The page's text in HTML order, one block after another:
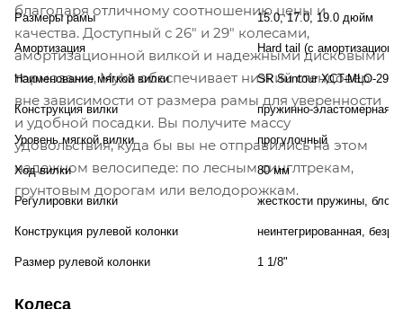
благодаря отличному соотношению цены и
качества. Доступный с 26" и 29" колесами,
амортизационной вилкой и надежными дисковыми
тормозами, Myka обеспечивает низкий стендовер
вне зависимости от размера рамы для уверенности
и удобной посадки. Вы получите массу
удовольствия, куда бы вы не отправились на этом
надежном велосипеде: по лесным синглтрекам,
грунтовым дорогам или велодорожкам.
Размеры рамы 15.0, 17.0, 19.0 дюйм
Амортизация Hard tail (с
Наименование мягкой вилки SR Suntour XCT-MLO-29
Конструкция вилки пружинно-эластомерная
Уровень мягкой вилки прогулочный
Ход вилки 80 мм
Регулировки вилки жесткости пружины,
Конструкция рулевой колонки неинтегрированная,
Размер рулевой колонки 1 1/8"
Колеса